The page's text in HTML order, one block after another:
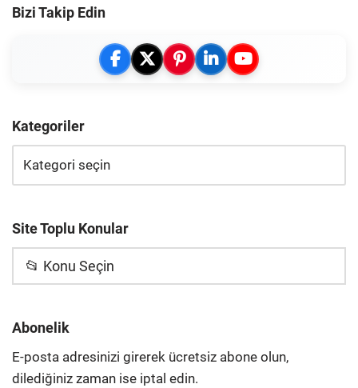
Bizi Takip Edin
Kategoriler
Site Toplu Konular
📂 Konu Seçin
Abonelik
E-posta adresinizi girerek ücretsiz abone olun,
dilediğiniz zaman ise iptal edin.